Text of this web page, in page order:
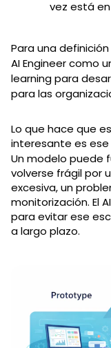
vez está
Para una
AI Engineer como
learning para
para las
Lo que hace que
interesante es
Un modelo puede
volverse frágil por
excesiva, un
monitorización. El
para evitar ese
a largo plazo.